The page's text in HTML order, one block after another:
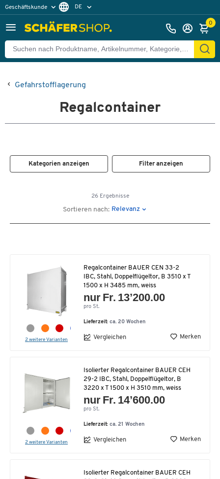
Geschäftskunde DE
0
Gefahrstofflagerung
Regalcontainer
Kategorien anzeigen Filter anzeigen
26 Ergebnisse
Sortieren nach: Relevanz
2 weitere Varianten
Regalcontainer BAUER CEN 33-2
IBC, Stahl, Doppelflügeltor, B 3510 x T
1500 x H 3485 mm, weiss
nur Fr. 13’200.00
pro St.
Lieferzeit:ca. 20 Wochen
Vergleichen Merken
2 weitere Varianten
Isolierter Regalcontainer BAUER CEH
29-2 IBC, Stahl, Doppelflügeltor, B
3220 x T 1500 x H 3510 mm, weiss
nur Fr. 14’600.00
pro St.
Lieferzeit:ca. 21 Wochen
Vergleichen Merken
Isolierter Regalcontainer BAUER CEH